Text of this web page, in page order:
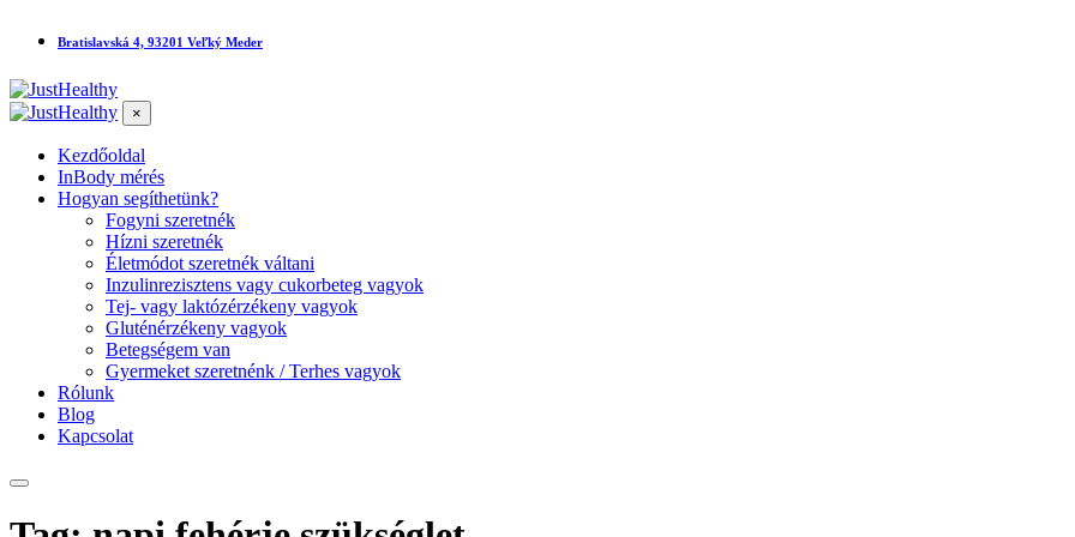
Bratislavská 4, 93201 Veľký Meder
×
Kezdőoldal
InBody mérés
Hogyan segíthetünk?
Fogyni szeretnék
Hízni szeretnék
Életmódot szeretnék váltani
Inzulinrezisztens vagy cukorbeteg vagyok
Tej- vagy laktózérzékeny vagyok
Gluténérzékeny vagyok
Betegségem van
Gyermeket szeretnénk / Terhes vagyok
Rólunk
Blog
Kapcsolat